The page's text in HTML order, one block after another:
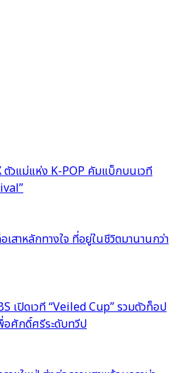
ตัวแม่แห่ง K-POP คัมแบ็กบนเวที
สาหลักทางใจ ที่อยู่ในชีวิตมานานกว่า
เปิดเวที “Veiled Cup” รวมตัวท็อป
อศักดิ์ศรีระดับทวีป